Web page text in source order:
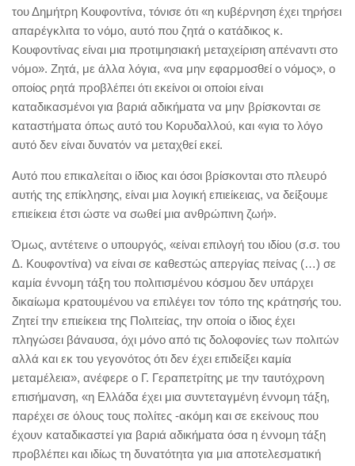
του Δημήτρη Κουφοντίνα, τόνισε ότι «η κυβέρνηση έχει τηρήσει
απαρέγκλιτα το νόμο, αυτό που ζητά ο κατάδικος κ.
Κουφοντίνας είναι μια προτιμησιακή μεταχείριση απέναντι στο
νόμο». Ζητά, με άλλα λόγια, «να μην εφαρμοσθεί ο νόμος», ο
οποίος ρητά προβλέπει ότι εκείνοι οι οποίοι είναι
καταδικασμένοι για βαριά αδικήματα να μην βρίσκονται σε
καταστήματα όπως αυτό του Κορυδαλλού, και «για το λόγο
αυτό δεν είναι δυνατόν να μεταχθεί εκεί.
Αυτό που επικαλείται ο ίδιος και όσοι βρίσκονται στο πλευρό
αυτής της επίκλησης, είναι μια λογική επιείκειας, να δείξουμε
επιείκεια έτσι ώστε να σωθεί μια ανθρώπινη ζωή».
Όμως, αντέτεινε ο υπουργός, «είναι επιλογή του ιδίου (σ.σ. του
Δ. Κουφοντίνα) να είναι σε καθεστώς απεργίας πείνας (…) σε
καμία έννομη τάξη του πολιτισμένου κόσμου δεν υπάρχει
δικαίωμα κρατουμένου να επιλέγει τον τόπο της κράτησής του.
Ζητεί την επιείκεια της Πολιτείας, την οποία ο ίδιος έχει
πληγώσει βάναυσα, όχι μόνο από τις δολοφονίες των πολιτών
αλλά και εκ του γεγονότος ότι δεν έχει επιδείξει καμία
μεταμέλεια», ανέφερε ο Γ. Γεραπετρίτης με την ταυτόχρονη
επισήμανση, «η Ελλάδα έχει μια συντεταγμένη έννομη τάξη,
παρέχει σε όλους τους πολίτες -ακόμη και σε εκείνους που
έχουν καταδικαστεί για βαριά αδικήματα όσα η έννομη τάξη
προβλέπει και ιδίως τη δυνατότητα για μια αποτελεσματική